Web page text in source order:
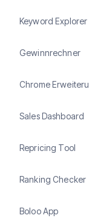
Keyword Explorer
Gewinnrechner
Chrome
Sales Dashboard
Repricing Tool
Ranking Checker
Boloo App